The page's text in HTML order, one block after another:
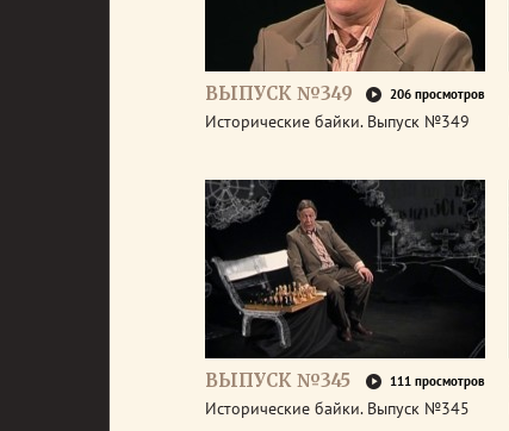
ВЫПУСК №349 206 просмотров
Исторические байки. Выпуск №349
ВЫПУСК №345 111 просмотров
Исторические байки. Выпуск №345